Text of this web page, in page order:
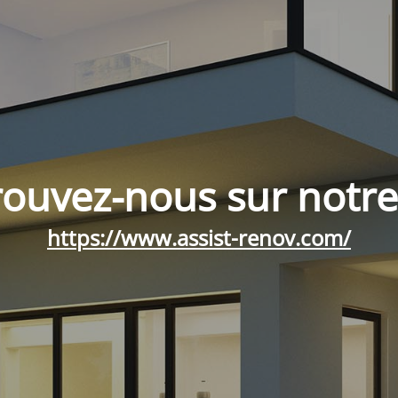
nous sur
https://www.assist-renov.com/